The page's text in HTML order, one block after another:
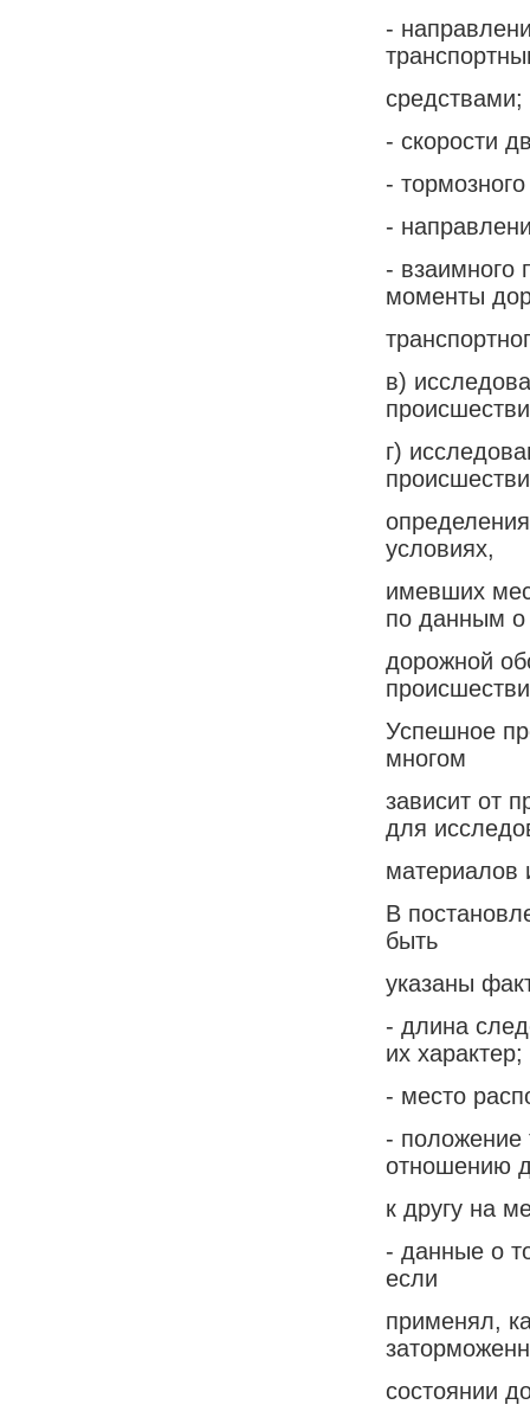
-
средствами;
- скорости
-
-
- взаимного
моменты
в)
г)
условиях,
имевших
по данным о
дорожной
Успешное
многом
зависит от
для
материалов
В
быть
указаны
- длина
их характер;
- место
- положение
отношению
к другу на
- данные о
если
применял,
состоянии